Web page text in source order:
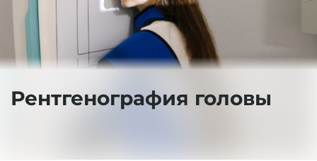
Рентгенография головы